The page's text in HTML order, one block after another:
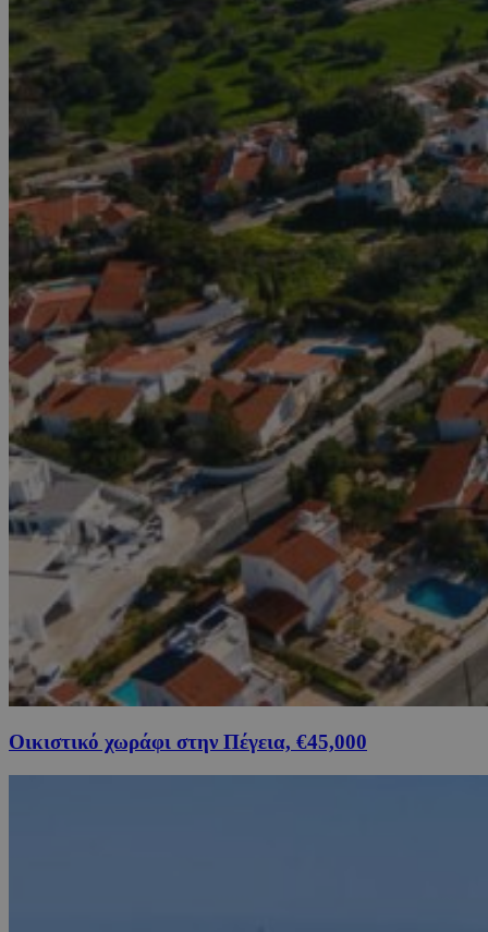
Οικιστικό χωράφι στην Πέγεια, €45,000